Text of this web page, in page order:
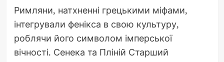
Римляни, натхненні грецькими міфами,
інтегрували фенікса в свою культуру,
роблячи його символом імперської
вічності. Сенека та Пліній Старший